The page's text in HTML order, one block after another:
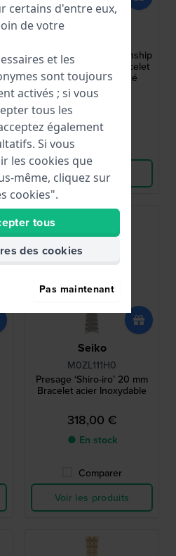
Presage GMT Craftmanship
Collection 20 mm Bracelet
en cuir marron foncé
198,00 €
● En stock
Voir les produits
Seiko
M0ZL111H0
Presage ‘Shiro-iro’ 20 mm
Bracelet acier Inoxydable
318,00 €
● En stock
Comparer
Voir les produits
certains d'entre eux,
de votre
et les
sont toujours
activés ; si vous
tous les
également
Si vous
les cookies que
même, cliquez sur
cookies".
tous
des cookies
Pas maintenant